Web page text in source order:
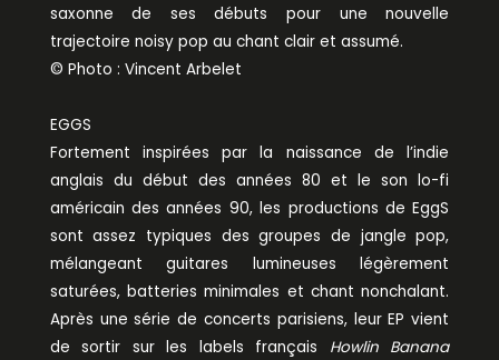
saxonne de ses débuts pour une nouvelle
trajectoire noisy pop au chant clair et assumé.
© Photo : Vincent Arbelet
EGGS
Fortement inspirées par la naissance de l’indie
anglais du début des années 80 et le son lo-fi
américain des années 90, les productions de EggS
sont assez typiques des groupes de jangle pop,
mélangeant guitares lumineuses légèrement
saturées, batteries minimales et chant nonchalant.
Après une série de concerts parisiens, leur EP vient
de sortir sur les labels français Howlin Banana